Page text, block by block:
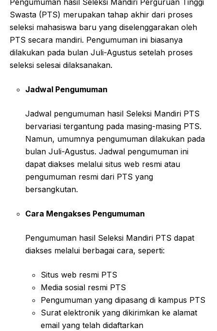
Pengumuman hasil Seleksi Mandiri Perguruan Tinggi
Swasta (PTS) merupakan tahap akhir dari proses
seleksi mahasiswa baru yang diselenggarakan oleh
PTS secara mandiri. Pengumuman ini biasanya
dilakukan pada bulan Juli-Agustus setelah proses
seleksi selesai dilaksanakan.
Jadwal Pengumuman
Jadwal pengumuman hasil Seleksi Mandiri PTS
bervariasi tergantung pada masing-masing PTS.
Namun, umumnya pengumuman dilakukan pada
bulan Juli-Agustus. Jadwal pengumuman ini
dapat diakses melalui situs web resmi atau
pengumuman resmi dari PTS yang
bersangkutan.
Cara Mengakses Pengumuman
Pengumuman hasil Seleksi Mandiri PTS dapat
diakses melalui berbagai cara, seperti:
Situs web resmi PTS
Media sosial resmi PTS
Pengumuman yang dipasang di kampus PTS
Surat elektronik yang dikirimkan ke alamat
email yang telah didaftarkan